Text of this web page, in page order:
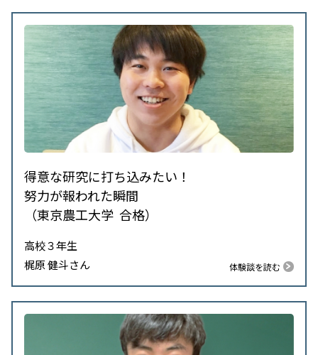
得意な研究に打ち込みたい！
努力が報われた瞬間
（東京農工大学 合格）
高校３年生
梶原 健斗さん
体験談を読む